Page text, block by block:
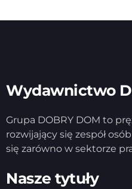
Wydawnictwo
Grupa DOBRY DOM to
rozwijający się zespół
się zarówno w sektorze
Nasze tytuły